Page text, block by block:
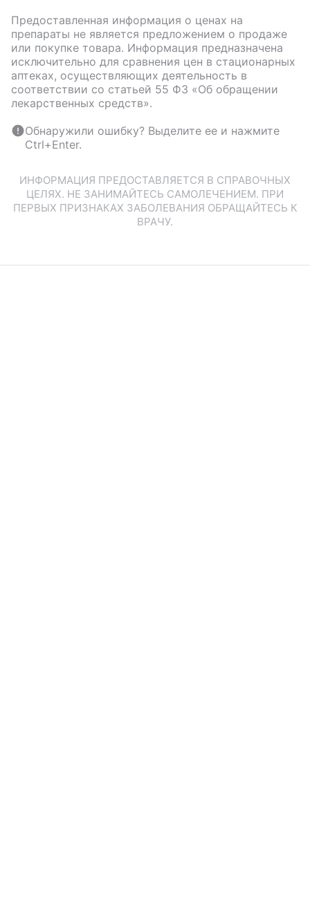
Предоставленная информация о ценах на
препараты не является предложением о продаже
или покупке товара. Информация предназначена
исключительно для сравнения цен в стационарных
аптеках, осуществляющих деятельность в
соответствии со статьей 55 ФЗ «Об обращении
лекарственных средств».
Обнаружили ошибку? Выделите ее и нажмите
Ctrl+Enter.
ИНФОРМАЦИЯ ПРЕДОСТАВЛЯЕТСЯ В СПРАВОЧНЫХ
ЦЕЛЯХ. НЕ ЗАНИМАЙТЕСЬ САМОЛЕЧЕНИЕМ. ПРИ
ПЕРВЫХ ПРИЗНАКАХ ЗАБОЛЕВАНИЯ ОБРАЩАЙТЕСЬ К
ВРАЧУ.